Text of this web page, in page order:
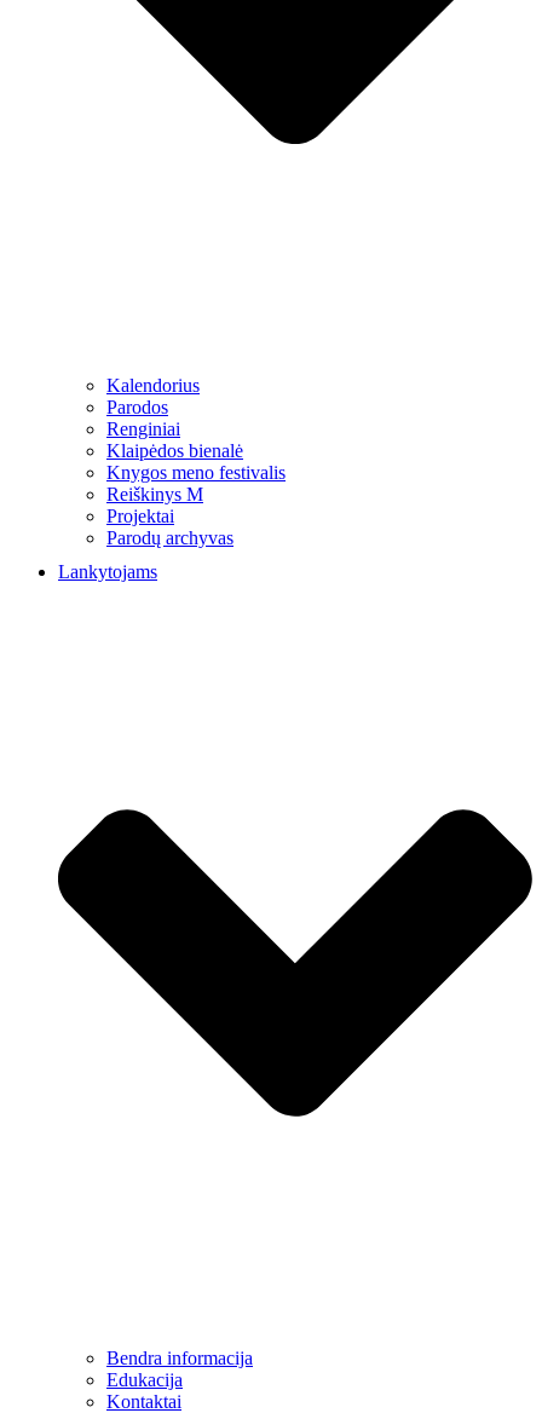
Kalendorius
Parodos
Renginiai
Klaipėdos bienalė
Knygos meno festivalis
Reiškinys M
Projektai
Parodų archyvas
Lankytojams
Bendra informacija
Edukacija
Kontaktai